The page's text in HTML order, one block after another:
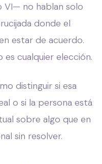
VI— no hablan solo
donde el
estar de acuerdo.
cualquier elección.
distinguir si esa
o si la persona está
sobre algo que en
sin resolver.